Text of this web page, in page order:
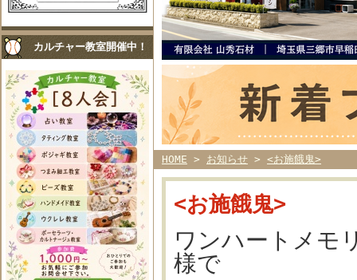
カルチャー教室開催中！
HOME > お知らせ > <お施餓鬼>
<お施餓鬼>
ワンハートメモ
様で